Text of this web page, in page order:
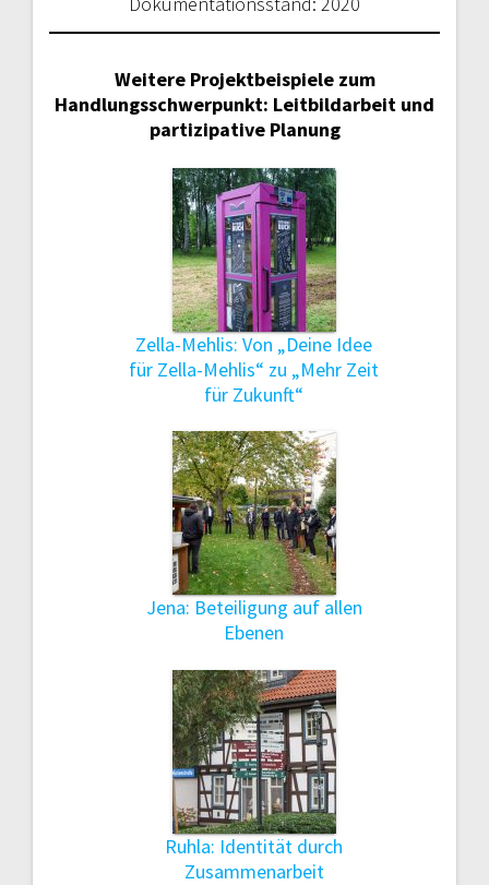
Weitere Projektbeispiele zum
Handlungsschwerpunkt: Leitbildarbeit und
partizipative Planung
Zella-Mehlis: Von „Deine Idee
für Zella-Mehlis“ zu „Mehr Zeit
für Zukunft“
Jena: Beteiligung auf allen
Ebenen
Ruhla: Identität durch
Zusammenarbeit